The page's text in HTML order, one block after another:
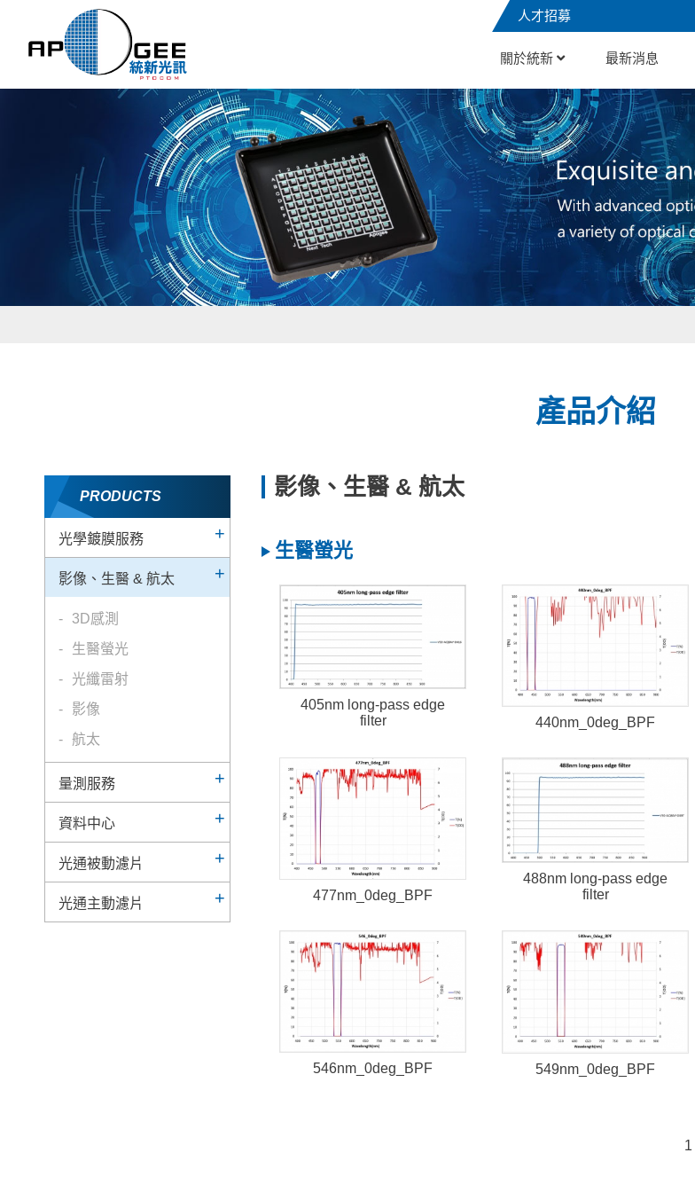
人才招募
關於統新 最新消息
產品介紹
PRODUCTS
光學鍍膜服務
影像、生醫 & 航太
3D感測
生醫螢光
光纖雷射
影像
航太
量測服務
資料中心
光通被動濾片
光通主動濾片
影像、生醫 & 航太
生醫螢光
405nm long-pass edge
filter
440nm_0deg_BPF
477nm_0deg_BPF
488nm long-pass edge
filter
546nm_0deg_BPF 549nm_0deg_BPF
1